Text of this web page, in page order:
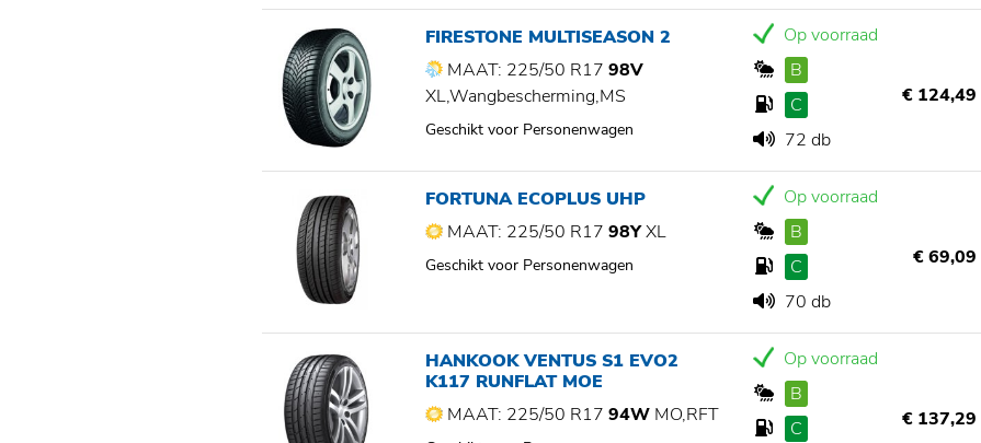
FIRESTONE MULTISEASON 2
MAAT: 225/50 R1798V
XL,Wangbescherming,MS
Geschikt voor Personenwagen
Op voorraad
B
C
72 db
€ 124,49
FORTUNA ECOPLUS UHP
MAAT: 225/50 R1798YXL
Geschikt voor Personenwagen
Op voorraad
B
C
70 db
€ 69,09
HANKOOK VENTUS S1 EVO2
K117 RUNFLAT MOE
MAAT: 225/50 R1794W MO,RFT
Op voorraad
B
C
€ 137,29